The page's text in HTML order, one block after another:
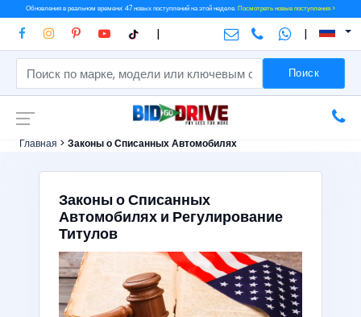
Обновления в реальном времени: 47 новых поступлений на этой неделе.Посмотреть новые поступления >
| |
Поиск
Главная > Законы о Списанных Автомобилях
Законы о Списанных
Автомобилях и Регулирование
Титулов